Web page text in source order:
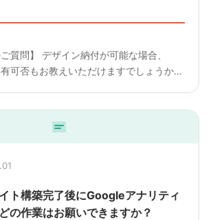
質問】 デザイン納付が可能な場合、
可否もお教えいただけますでしょうか。
イト構築完了後にGoogleアナリティ
の作業はお願いできますか？